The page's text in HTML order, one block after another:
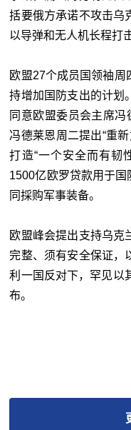
括要俄方承诺不攻击乌
以导弹和无人机长程打
欧盟27个成员国领袖周
持增加国防支出的计划
同意欧盟委员会主席冯
冯德莱恩周二提出“重
打造“一个安全而有韧
1500亿欧罗贷款用于
同採购军事装备。
欧盟峰会提出支持乌克
完整、须有安全保证，
利一国反对下，罕见以
布。